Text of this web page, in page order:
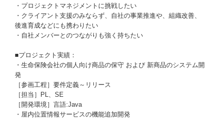
・プロジェクトマネジメントに挑戦したい
・クライアント支援のみならず、自社の事業推進や、組織改善、
後進育成などにも携わりたい
・自社メンバーとのつながりも強く持ちたい
■プロジェクト実績：
・生命保険会社の個人向け商品の保守 および 新商品のシステム開
発
［参画工程］要件定義～リリース
［担当］PL、SE
［開発環境］言語:Java
・屋内位置情報サービスの機能追加​開発